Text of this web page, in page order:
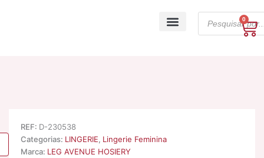
search
0
REF: D-230538
Categorias: LINGERIE, Lingerie Feminina
Marca: LEG AVENUE HOSIERY